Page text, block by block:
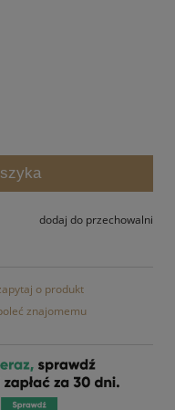
dodaj do przechowalni
o produkt
znajomemu